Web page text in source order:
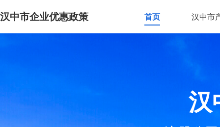
汉中市企业优惠政策 首页 汉中市
汉